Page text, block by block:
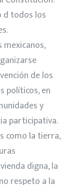
d todos los
de los
políticos, en
y
participativa.
como la tierra,
digna, la
respeto a la